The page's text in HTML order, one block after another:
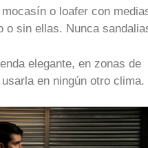
o loafer con
o sin ellas. Nunca
elegante, en zonas de
en ningún otro clima.